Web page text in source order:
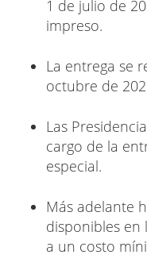
1 de julio de
impreso.
La entrega se
octubre de
Las
cargo de la
especial.
Más adelante
disponibles en
a un costo